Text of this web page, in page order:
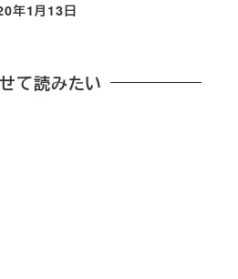
日
年1月13日
て読みたい